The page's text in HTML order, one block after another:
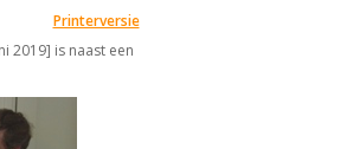
Printerversie
2019] is naast een